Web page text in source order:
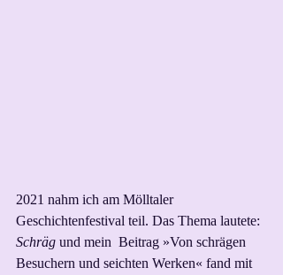
2021 nahm ich am Mölltaler
Geschichtenfestival teil. Das Thema lautete:
Schräg und mein  Beitrag »Von schrägen
Besuchern und seichten Werken« fand mit